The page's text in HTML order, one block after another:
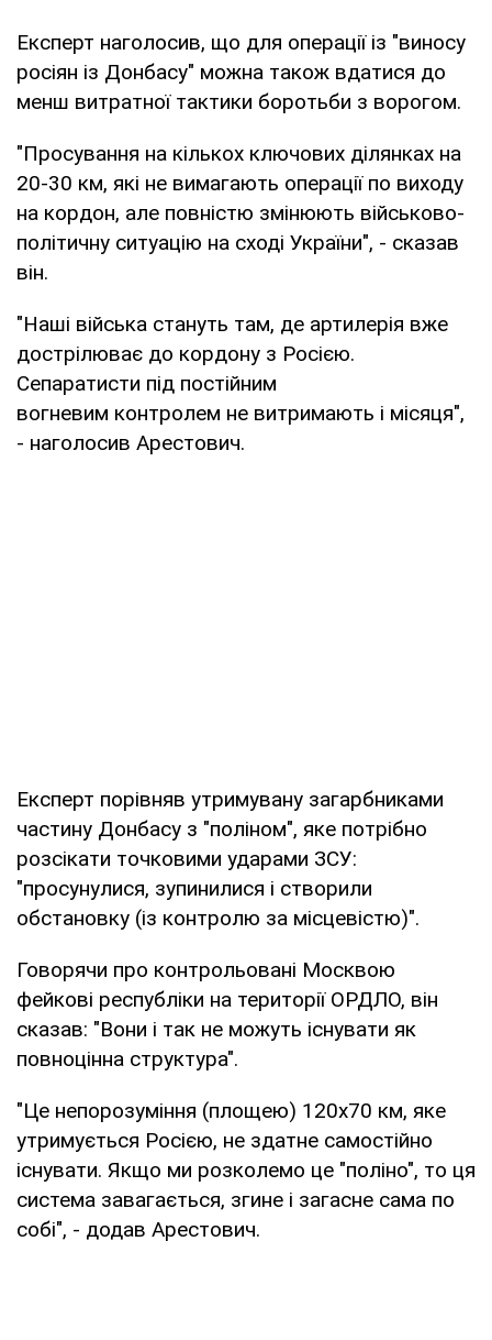
Експерт наголосив, що для операції із "виносу
росіян із Донбасу" можна також вдатися до
менш витратної тактики боротьби з ворогом.
"Просування на кількох ключових ділянках на
20-30 км, які не вимагають операції по виходу
на кордон, але повністю змінюють військово-
політичну ситуацію на сході України", - сказав
він.
"Наші війська стануть там, де артилерія вже
дострілюває до кордону з Росією.
Сепаратисти під постійним
вогневим контролем не витримають і місяця",
- наголосив Арестович.
Експерт порівняв утримувану загарбниками
частину Донбасу з "поліном", яке потрібно
розсікати точковими ударами ЗСУ:
"просунулися, зупинилися і створили
обстановку (із контролю за місцевістю)".
Говорячи про контрольовані Москвою
фейкові республіки на території ОРДЛО, він
сказав: "Вони і так не можуть існувати як
повноцінна структура".
"Це непорозуміння (площею) 120х70 км, яке
утримується Росією, не здатне самостійно
існувати. Якщо ми розколемо це "поліно", то ця
система завагається, згине і загасне сама по
собі", - додав Арестович.